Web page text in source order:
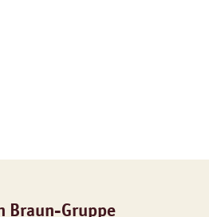
Braun-Gruppe